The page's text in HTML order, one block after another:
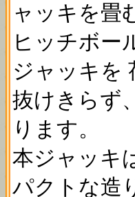
ャッキを畳
ヒッチボー
ジャッキを
抜けきらず
ります。
本ジャッキ
パクトな造